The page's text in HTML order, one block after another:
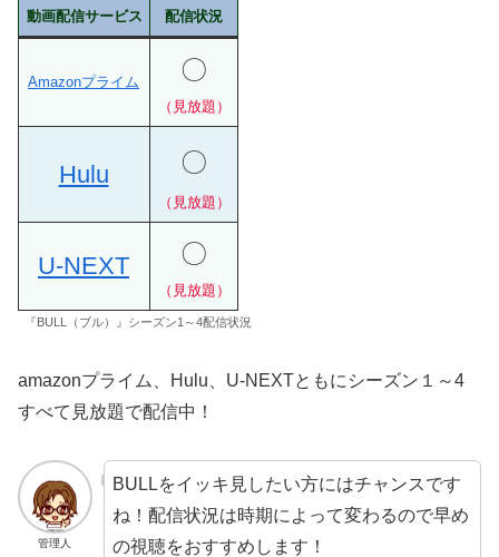
動画配信サービス 配信状況
Amazonプライム 〇
（見放題）
Hulu 〇
（見放題）
U-NEXT 〇
（見放題）
『BULL（ブル）』シーズン1～4配信状況
amazonプライム、Hulu、U-NEXTともにシーズン１～4
すべて見放題で配信中！
管理人
BULLをイッキ見したい方にはチャンスです
ね！配信状況は時期によって変わるので早め
の視聴をおすすめします！